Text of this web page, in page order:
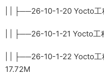
| | ├──26-10-1-20 Yocto
| | ├──26-10-1-21 Yocto
| | ├──26-10-1-22 Yocto
17.72M